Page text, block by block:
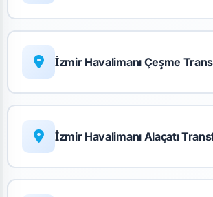
İzmir Havalimanı Çeşme
İzmir Havalimanı Alaçatı